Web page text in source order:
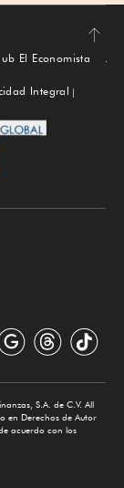
Subir
El Economista
Integral
S.A. de C.V. All
en Derechos de Autor
acuerdo con los